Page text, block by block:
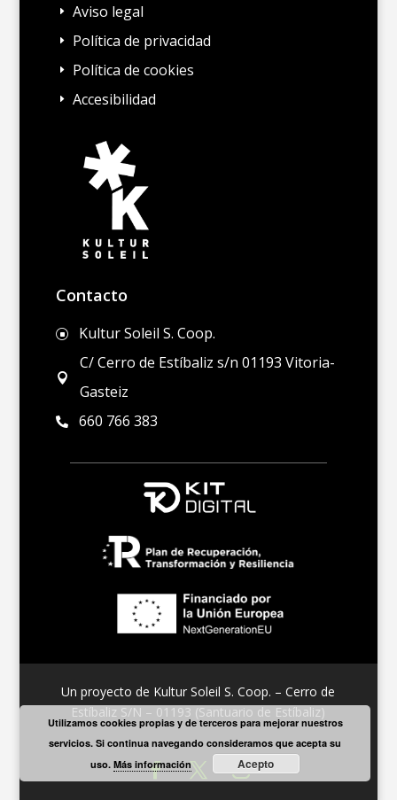
E Aviso legal
E Política de privacidad
E Política de cookies
E Accesibilidad
Contacto
] Kultur Soleil S. Coop.

C/ Cerro de Estíbaliz s/n 01193 Vitoria-
Gasteiz
 660 766 383
Un proyecto de Kultur Soleil S. Coop. – Cerro de
Estíbaliz S/N – 01193 (Santuario de Estíbaliz)
Utilizamos cookies propias y de terceros para mejorar nuestros
servicios. Si continua navegando consideramos que acepta su
uso. Más información Acepto